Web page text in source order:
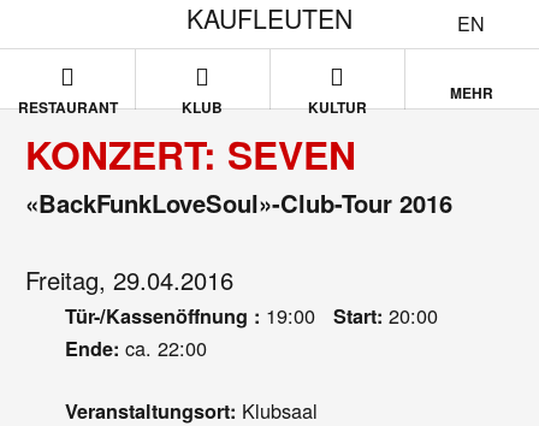
EN
KAUFLEUTEN
RESTAURANT KLUB KULTUR
MEHR
KONZERT: SEVEN
«BackFunkLoveSoul»-Club-Tour 2016
Freitag, 29.04.2016
Tür-/Kassenöffnung : 19:00 Start: 20:00
Ende: ca. 22:00
Veranstaltungsort: Klubsaal